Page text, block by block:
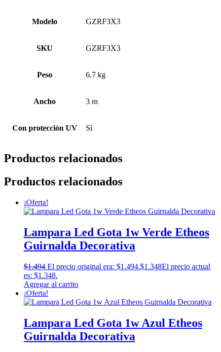
Modelo GZRF3X3
SKU GZRF3X3
Peso 6.7 kg
Ancho 3 m
Con protección UV Sí
Productos relacionados
Productos relacionados
¡Oferta!
Lampara Led Gota 1w Verde Etheos
Guirnalda Decorativa
$1.494 El precio original era: $1.494.$1.348El precio actual
es: $1.348.
Agregar al carrito
¡Oferta!
Lampara Led Gota 1w Azul Etheos
Guirnalda Decorativa